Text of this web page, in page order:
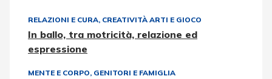
RELAZIONI E CURA, CREATIVITÀ ARTI E GIOCO
In ballo, tra motricità, relazione ed
espressione
MENTE E CORPO, GENITORI E FAMIGLIA